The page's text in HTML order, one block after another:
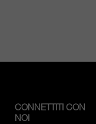
CONNETTITI CON
NOI